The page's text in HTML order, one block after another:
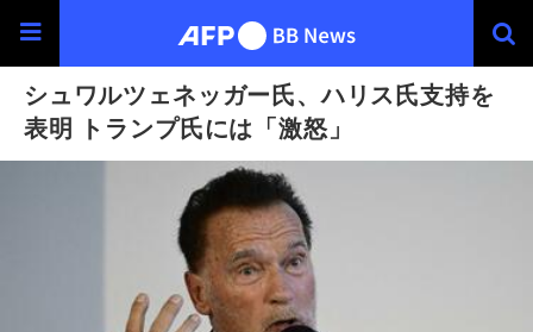
シュワルツェネッガー氏、ハリス氏支持を
表明 トランプ氏には「激怒」